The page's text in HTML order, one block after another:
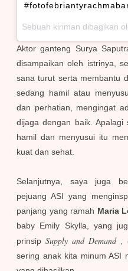
Aktor ganteng Surya
disampaikan oleh istrinya,
sana turut serta membantu
sedang hamil atau
dan perhatian, mengingat
dijaga dengan baik.
hamil dan menyusui itu
kuat dan sehat.
Selanjutnya, saya juga
pejuang ASI yang
panjang yang ramah Maria
baby Emily Skylla, yang
prinsipSupply and Demand ,
sering anak kita minum ASI